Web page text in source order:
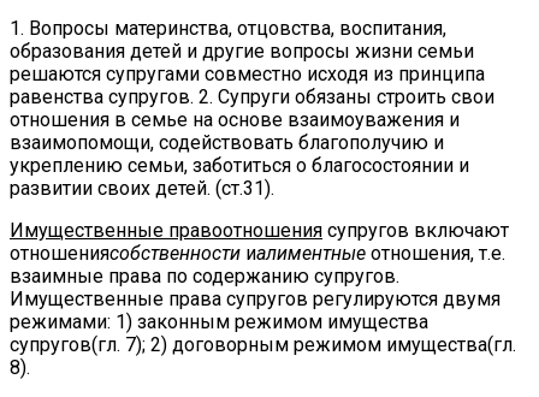
1. Вопросы материнства, отцовства, воспитания,
образования детей и другие вопросы жизни семьи
решаются супругами совместно исходя из принципа
равенства супругов. 2. Супруги обязаны строить свои
отношения в семье на основе взаимоуважения и
взаимопомощи, содействовать благополучию и
укреплению семьи, заботиться о благосостоянии и
развитии своих детей. (ст.31).
Имущественные правоотношения супругов включают
отношениясобственности иалиментные отношения, т.е.
взаимные права по содержанию супругов.
Имущественные права супругов регулируются двумя
режимами: 1) законным режимом имущества
супругов(гл. 7); 2) договорным режимом имущества(гл.
8).